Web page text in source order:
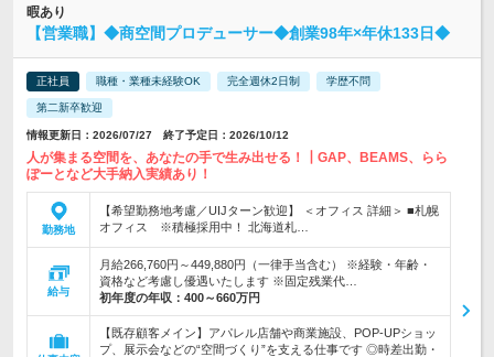
暇あり
【営業職】◆商空間プロデューサー◆創業98年×年休133日◆
正社員 職種・業種未経験OK 完全週休2日制 学歴不問
第二新卒歓迎
情報更新日：2026/07/27 終了予定日：2026/10/12
人が集まる空間を、あなたの手で生み出せる！┃GAP、BEAMS、らら
ぽーとなど大手納入実績あり！
勤務地
【希望勤務地考慮／UIJターン歓迎】 ＜オフィス 詳細＞ ■札幌
オフィス ※積極採用中！ 北海道札…
給与
月給266,760円～449,880円（一律手当含む） ※経験・年齢・
資格など考慮し優遇いたします ※固定残業代…
初年度の年収： 400～660万円
【既存顧客メイン】アパレル店舗や商業施設、POP-UPショッ
プ、展示会などの“空間づくり”を支える仕事です ◎時差出勤・